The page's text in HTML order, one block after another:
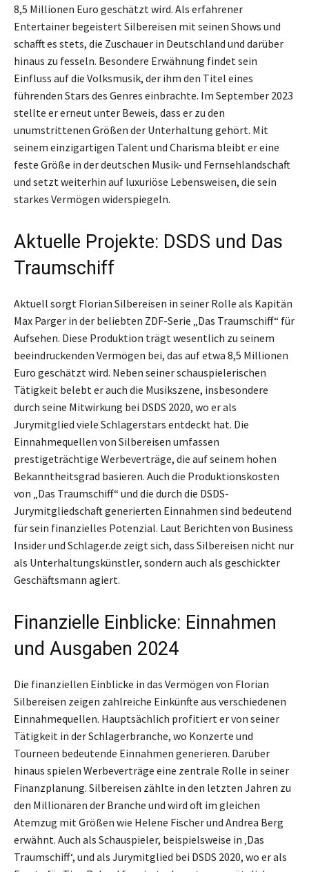
8,5 Millionen Euro geschätzt wird. Als erfahrener
Entertainer begeistert Silbereisen mit seinen Shows und
schafft es stets, die Zuschauer in Deutschland und darüber
hinaus zu fesseln. Besondere Erwähnung findet sein
Einfluss auf die Volksmusik, der ihm den Titel eines
führenden Stars des Genres einbrachte. Im September 2023
stellte er erneut unter Beweis, dass er zu den
unumstrittenen Größen der Unterhaltung gehört. Mit
seinem einzigartigen Talent und Charisma bleibt er eine
feste Größe in der deutschen Musik- und Fernsehlandschaft
und setzt weiterhin auf luxuriöse Lebensweisen, die sein
starkes Vermögen widerspiegeln.
Aktuelle Projekte: DSDS und Das
Traumschiff
Aktuell sorgt Florian Silbereisen in seiner Rolle als Kapitän
Max Parger in der beliebten ZDF-Serie „Das Traumschiff“ für
Aufsehen. Diese Produktion trägt wesentlich zu seinem
beeindruckenden Vermögen bei, das auf etwa 8,5 Millionen
Euro geschätzt wird. Neben seiner schauspielerischen
Tätigkeit belebt er auch die Musikszene, insbesondere
durch seine Mitwirkung bei DSDS 2020, wo er als
Jurymitglied viele Schlagerstars entdeckt hat. Die
Einnahmequellen von Silbereisen umfassen
prestigeträchtige Werbeverträge, die auf seinem hohen
Bekanntheitsgrad basieren. Auch die Produktionskosten
von „Das Traumschiff“ und die durch die DSDS-
Jurymitgliedschaft generierten Einnahmen sind bedeutend
für sein finanzielles Potenzial. Laut Berichten von Business
Insider und Schlager.de zeigt sich, dass Silbereisen nicht nur
als Unterhaltungskünstler, sondern auch als geschickter
Geschäftsmann agiert.
Finanzielle Einblicke: Einnahmen
und Ausgaben 2024
Die finanziellen Einblicke in das Vermögen von Florian
Silbereisen zeigen zahlreiche Einkünfte aus verschiedenen
Einnahmequellen. Hauptsächlich profitiert er von seiner
Tätigkeit in der Schlagerbranche, wo Konzerte und
Tourneen bedeutende Einnahmen generieren. Darüber
hinaus spielen Werbeverträge eine zentrale Rolle in seiner
Finanzplanung. Silbereisen zählte in den letzten Jahren zu
den Millionären der Branche und wird oft im gleichen
Atemzug mit Größen wie Helene Fischer und Andrea Berg
erwähnt. Auch als Schauspieler, beispielsweise in ‚Das
Traumschiff‘, und als Jurymitglied bei DSDS 2020, wo er als